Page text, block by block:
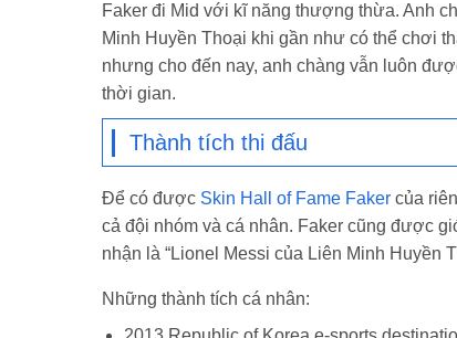
Faker đi Mid với kĩ năng thượng thừa. Anh
Minh Huyền Thoại khi gần như có thể chơi
nhưng cho đến nay, anh chàng vẫn luôn
thời gian.
Thành tích thi đấu
Để có được Skin Hall of Fame Faker của
cả đội nhóm và cá nhân. Faker cũng được
nhận là “Lionel Messi của Liên Minh Huyền
Những thành tích cá nhân: